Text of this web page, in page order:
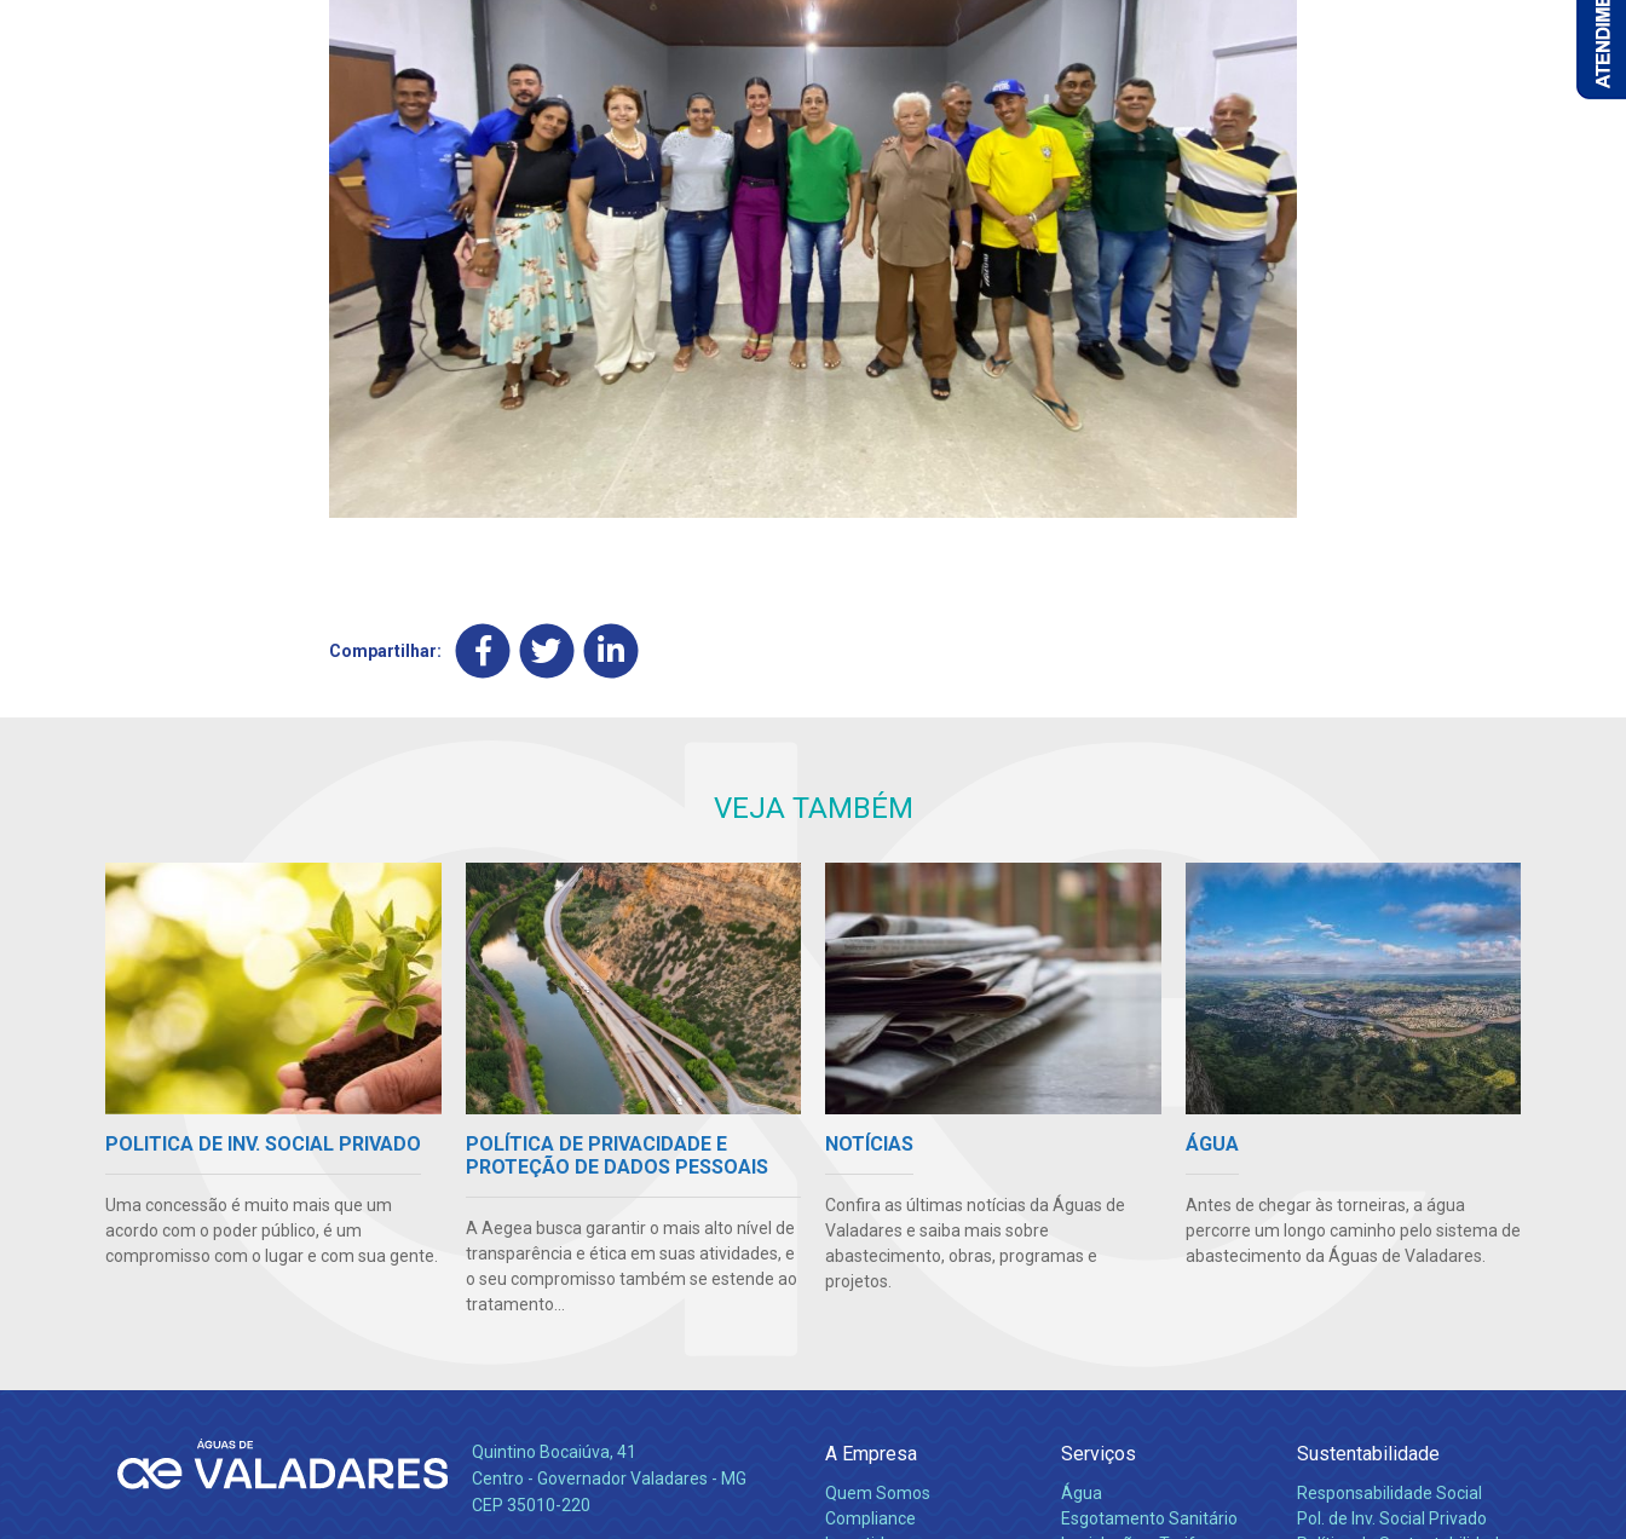
Compartilhar:
VEJA TAMBÉM
POLITICA DE INV. SOCIAL PRIVADO
Uma concessão é muito mais que um
acordo com o poder público, é um
compromisso com o lugar e com sua gente.
POLÍTICA DE PRIVACIDADE E
PROTEÇÃO DE DADOS PESSOAIS
A Aegea busca garantir o mais alto nível de
transparência e ética em suas atividades, e
o seu compromisso também se estende ao
tratamento...
NOTÍCIAS
Confira as últimas notícias da Águas de
Valadares e saiba mais sobre
abastecimento, obras, programas e
projetos.
ÁGUA
Antes de chegar às torneiras, a água
percorre um longo caminho pelo sistema de
abastecimento da Águas de Valadares.
Quintino Bocaiúva, 41
Centro - Governador Valadares - MG
CEP 35010-220
A Empresa
Quem Somos
Compliance
Serviços
Água
Esgotamento Sanitário
Sustentabilidade
Responsabilidade Social
Pol. de Inv. Social Privado